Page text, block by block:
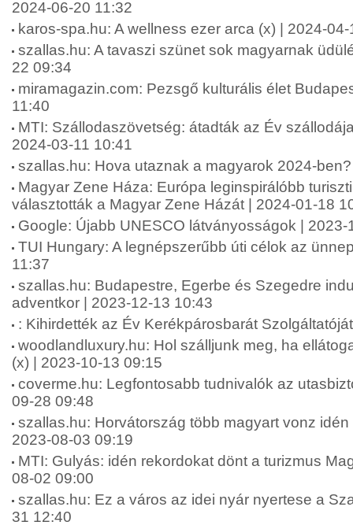
2024-06-20 11:32
karos-spa.hu: A wellness ezer arca (x) | 2024-04-
szallas.hu: A tavaszi szünet sok magyarnak
22 09:34
miramagazin.com: Pezsgő kulturális élet
11:40
MTI: Szállodaszövetség: átadták az Év
2024-03-11 10:41
szallas.hu: Hova utaznak a magyarok 2024-
Magyar Zene Háza: Európa leginspirálóbb
választották a Magyar Zene Házát | 2024-01-18
Google: Újabb UNESCO látványosságok | 2023-
TUI Hungary: A legnépszerűbb úti célok az
11:37
szallas.hu: Budapestre, Egerbe és Szegedre
adventkor | 2023-12-13 10:43
: Kihirdették az Év Kerékpárosbarát
woodlandluxury.hu: Hol szálljunk meg, ha
(x) | 2023-10-13 09:15
coverme.hu: Legfontosabb tudnivalók az
09-28 09:48
szallas.hu: Horvátország több magyart vonz
2023-08-03 09:19
MTI: Gulyás: idén rekordokat dönt a turizmus
08-02 09:00
szallas.hu: Ez a város az idei nyár nyertese a
31 12:40